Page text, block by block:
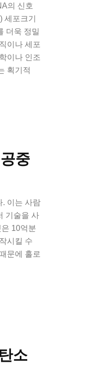
의 신호
포크기
더욱 정밀
이나 세포
이나 인조
획기적
중
. 이는 사람
기술을 사
10억분
시킬 수
문에 홀로
소